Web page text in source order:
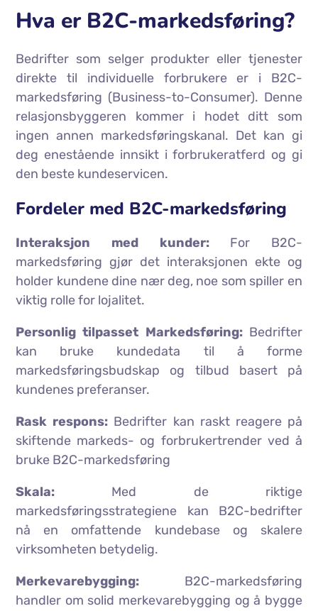
Hva er B2C-markedsføring?
Bedrifter som selger produkter eller tjenester
direkte til individuelle forbrukere er i B2C-
markedsføring (Business-to-Consumer). Denne
relasjonsbyggeren kommer i hodet ditt som
ingen annen markedsføringskanal. Det kan gi
deg enestående innsikt i forbrukeratferd og gi
den beste kundeservicen.
Fordeler med B2C-markedsføring
Interaksjon med kunder:For B2C-
markedsføring gjør det interaksjonen ekte og
holder kundene dine nær deg, noe som spiller en
viktig rolle for lojalitet.
Personlig tilpasset Markedsføring:Bedrifter
kan bruke kundedata til å forme
markedsføringsbudskap og tilbud basert på
kundenes preferanser.
Rask respons: Bedrifter kan raskt reagere på
skiftende markeds- og forbrukertrender ved å
bruke B2C-markedsføring
Skala: Med de riktige
markedsføringsstrategiene kan B2C-bedrifter
nå en omfattende kundebase og skalere
virksomheten betydelig.
Merkevarebygging: B2C-markedsføring
handler om solid merkevarebygging og å bygge